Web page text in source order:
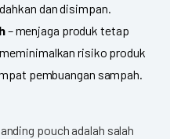
dan disimpan.
– menjaga produk tetap
risiko produk
pembuangan sampah.
pouch adalah salah